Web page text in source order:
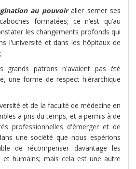
au pouvoir aller semer ses
formatées; ce n’est qu’au
les changements profonds qui
l'université et dans les hôpitaux de
grands patrons n'avaient pas été
une forme de respect hiérarchique
et de la faculté de médecine en
a pris du temps, et a permis à de
professionnelles d'émerger et de
une société que nous espérions
de récompenser davantage les
et humains; mais cela est une autre